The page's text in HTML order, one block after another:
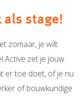
stage!
zomaar, je wilt
Active zet je jouw
er toe doet, of je nu
of bouwkundige